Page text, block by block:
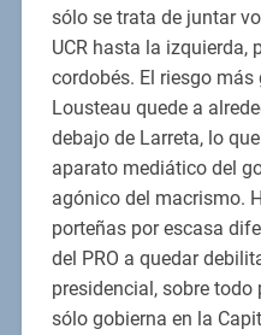
sólo se trata de juntar
UCR hasta la izquierda,
cordobés. El riesgo más
Lousteau quede a
debajo de Larreta, lo
aparato mediático del
agónico del macrismo.
porteñas por escasa
del PRO a quedar
presidencial, sobre todo
sólo gobierna en la